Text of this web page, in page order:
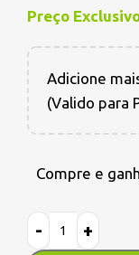
Preço
Adicione
(Valido para
Compre e